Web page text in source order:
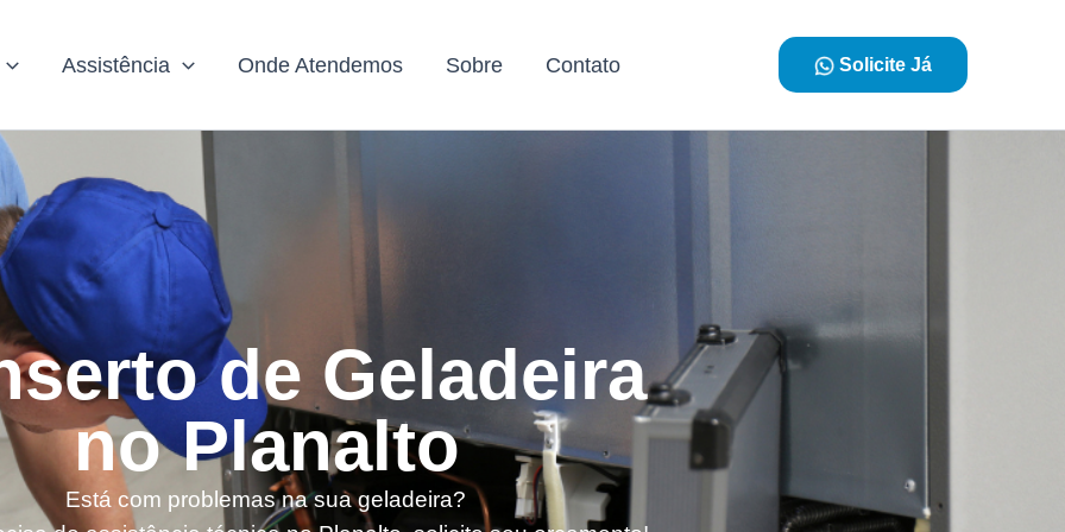
Assistência Onde Atendemos Sobre Contato Solicite Já
de Geladeira
no Planalto
Está com problemas na sua geladeira?